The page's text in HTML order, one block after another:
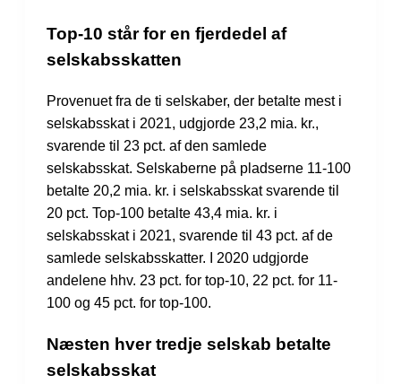
Top-10 står for en fjerdedel af
selskabsskatten
Provenuet fra de ti selskaber, der betalte mest i
selskabsskat i 2021, udgjorde 23,2 mia. kr.,
svarende til 23 pct. af den samlede
selskabsskat. Selskaberne på pladserne 11-100
betalte 20,2 mia. kr. i selskabsskat svarende til
20 pct. Top-100 betalte 43,4 mia. kr. i
selskabsskat i 2021, svarende til 43 pct. af de
samlede selskabsskatter. I 2020 udgjorde
andelene hhv. 23 pct. for top-10, 22 pct. for 11-
100 og 45 pct. for top-100.
Næsten hver tredje selskab betalte
selskabsskat